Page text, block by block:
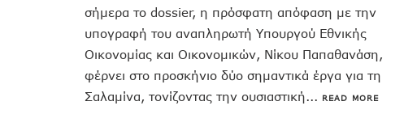
σήμερα το dossier, η πρόσφατη απόφαση με την
υπογραφή του αναπληρωτή Υπουργού Εθνικής
Οικονομίας και Οικονομικών, Νίκου Παπαθανάση,
φέρνει στο προσκήνιο δύο σημαντικά έργα για τη
Σαλαμίνα, τονίζοντας την ουσιαστική... READ MORE